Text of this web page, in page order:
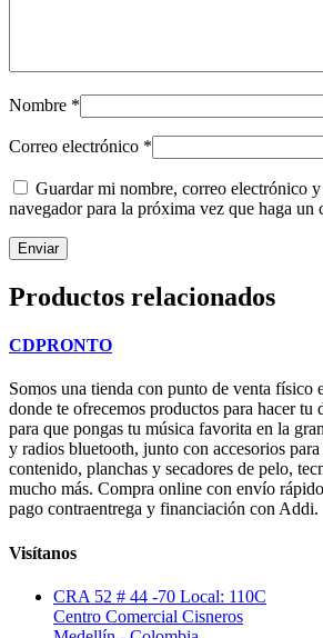
Nombre *
Correo electrónico *
Guardar mi nombre, correo electrónico
navegador para la próxima vez que haga un
Productos relacionados
CDPRONTO
Somos una tienda con punto de venta físico
donde te ofrecemos productos para hacer tu
para que pongas tu música favorita en la
y radios bluetooth, junto con accesorios para
contenido, planchas y secadores de pelo,
mucho más. Compra online con envío
pago contraentrega y financiación con Addi.
Visítanos
CRA 52 # 44 -70 Local: 110C
Centro Comercial Cisneros